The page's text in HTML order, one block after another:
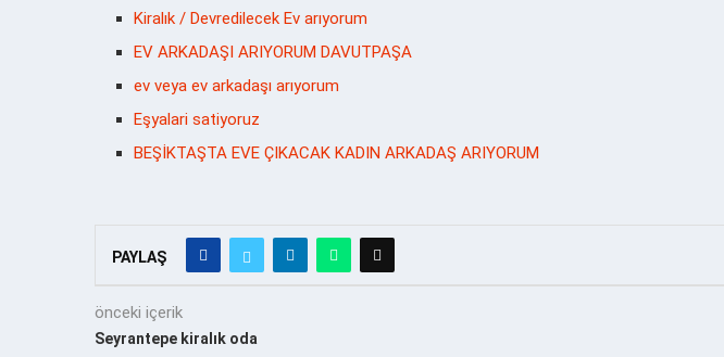
Kiralık / Devredilecek Ev arıyorum
EV ARKADAŞI ARIYORUM DAVUTPAŞA
ev veya ev arkadaşı arıyorum
Eşyalari satiyoruz
BEŞİKTAŞTA EVE ÇIKACAK KADIN ARKADAŞ ARIYORUM
PAYLAŞ
önceki içerik
Seyrantepe kiralık oda